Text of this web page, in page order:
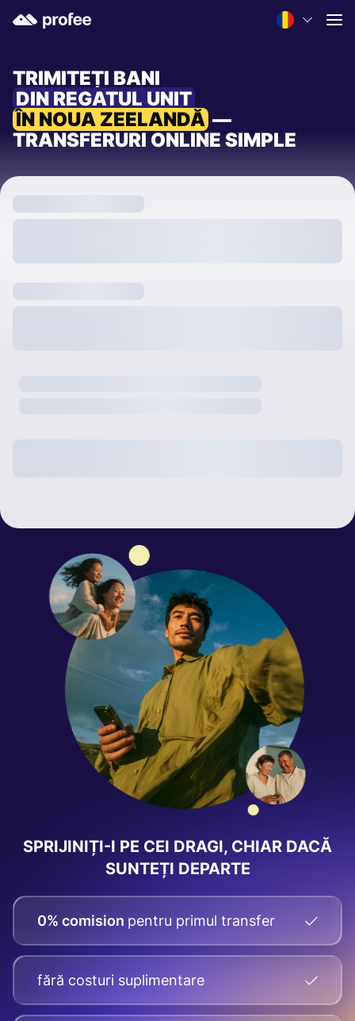
TRIMITEȚI BANI
DIN REGATUL UNIT
ÎN NOUA ZEELANDĂ —
TRANSFERURI ONLINE SIMPLE
SPRIJINIȚI-I PE CEI DRAGI, CHIAR DACĂ
SUNTEȚI DEPARTE
0% comision pentru primul transfer
fără costuri suplimentare